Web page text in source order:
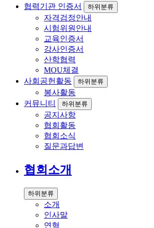
협력기관 인증서
하위분류
자격검정안내
시험위원안내
교육인증서
강사인증서
산학협력
MOU체결
사회공헌활동
하위분류
봉사활동
커뮤니티
하위분류
공지사항
협회활동
협회소식
질문과답변
협회소개
하위분류
소개
인사말
연혁